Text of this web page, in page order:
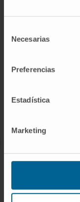
Necesarias
Preferencias
Estadística
Marketing
Docencia y formación